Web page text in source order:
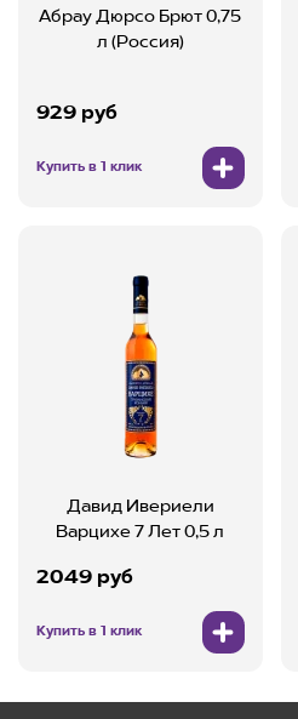
Абрау Дюрсо Брют 0,75
л (Россия)
929 руб
Купить в 1 клик
Давид Ивериели
Варцихе 7 Лет 0,5 л
2049 руб
Купить в 1 клик